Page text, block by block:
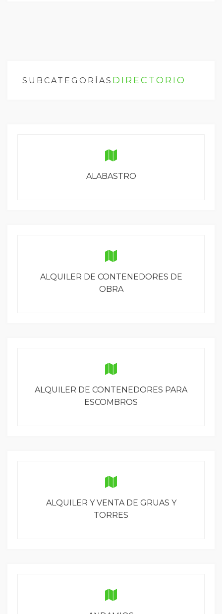
SUBCATEGORÍAS DIRECTORIO
ALABASTRO
ALQUILER DE CONTENEDORES DE
OBRA
ALQUILER DE CONTENEDORES PARA
ESCOMBROS
ALQUILER Y VENTA DE GRUAS Y
TORRES